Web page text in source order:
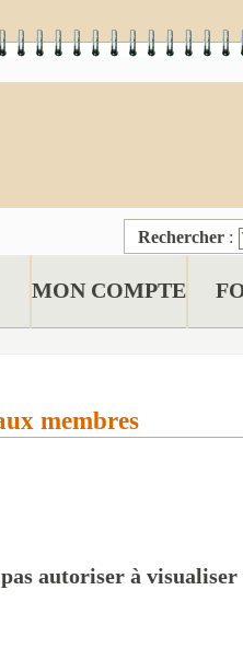
Rechercher :
MON COMPTE
membres
autoriser à